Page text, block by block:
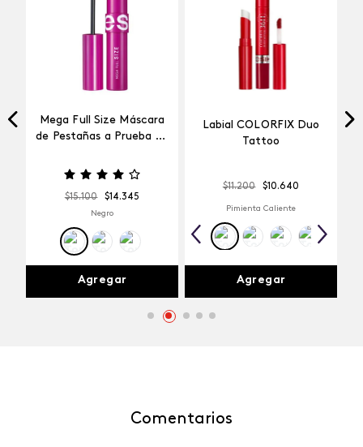
Mega Full Size Máscara
de Pestañas a Prueba de
$15.100 $14.345
Negro
Agregar
Labial COLORFIX Duo
Tattoo
$11.200 $10.640
Pimienta Caliente
Agregar
Comentarios